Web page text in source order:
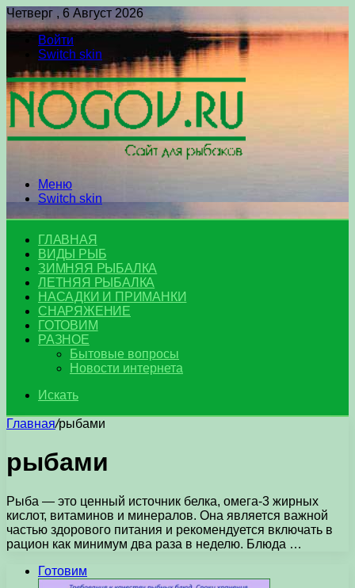
Четверг , 6 Август 2026
Войти
Switch skin
Меню
Switch skin
ГЛАВНАЯ
ВИДЫ РЫБ
ЗИМНЯЯ РЫБАЛКА
ЛЕТНЯЯ РЫБАЛКА
НАСАДКИ И ПРИМАНКИ
СНАРЯЖЕНИЕ
ГОТОВИМ
РАЗНОЕ
Бытовые вопросы
Новости интернета
Искать
Главная/рыбами
рыбами
Рыба — это ценный источник белка, омега-3 жирных
кислот, витаминов и минералов. Она является важной
частью здорового питания и рекомендуется включать в
рацион как минимум два раза в неделю. Блюда …
Готовим